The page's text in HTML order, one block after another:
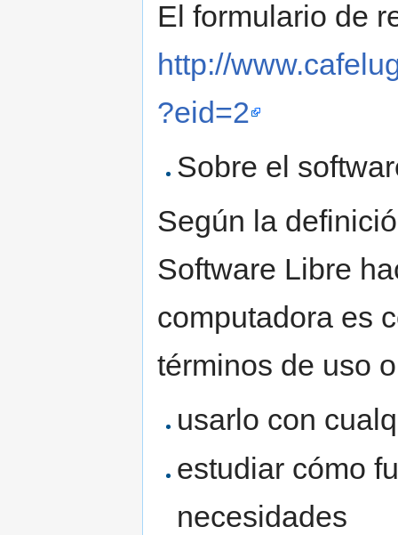
El formulario de
http://
?eid=2
Sobre el
Según la
Software Libre
computadora es
términos de uso
usarlo con
estudiar cómo
necesidades